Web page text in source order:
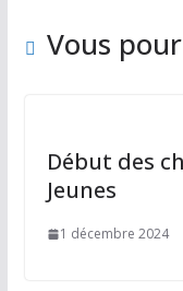
k
Vous
Début des
Jeunes
1 décembre 2024